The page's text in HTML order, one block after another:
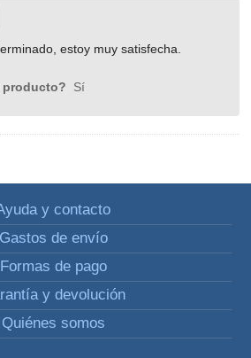
estoy muy satisfecha.
producto? Sí
y contacto
Gastos de envío
Formas de pago
y devolución
Quiénes somos